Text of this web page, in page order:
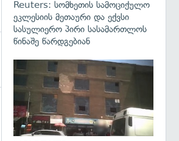
Reuters: სომხეთის სამოციქულო
ეკლესიის მეთაური და ექვსი
სასულიერო პირი სასამართლოს
წინაშე წარდგებიან